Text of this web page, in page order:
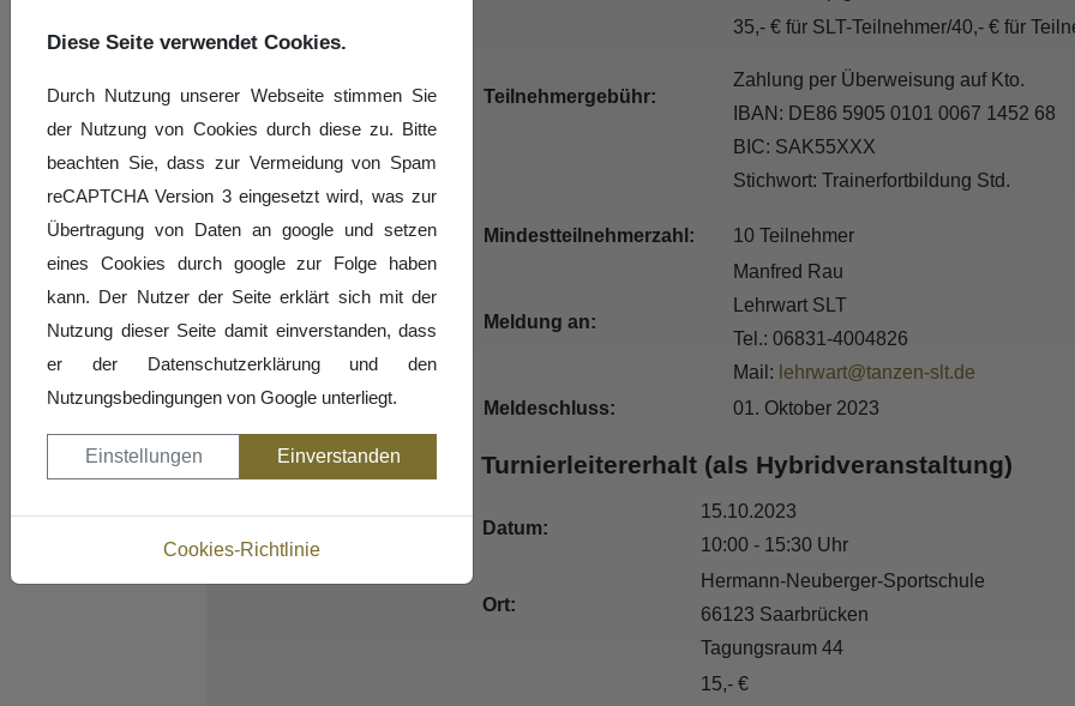
Teilnehmergebühr:
35,- € für SLT-Teilnehmer/40,- € für
Zahlung per Überweisung auf Kto.
IBAN: DE86 5905 0101 0067 1452 68
BIC: SAK55XXX
Stichwort: Trainerfortbildung Std.
Mindestteilnehmerzahl: 10 Teilnehmer
Meldung an:
Manfred Rau
Lehrwart SLT
Tel.: 06831-4004826
Mail: lehrwart@tanzen-slt.de
Meldeschluss:
01. Oktober 2023
Turnierleitererhalt (als Hybridveranstaltung)
Datum:
15.10.2023
10:00 -
Ort:
Hermann-Neuberger-Sportschule
66123 Saarbrücken
Tagungsraum 44
15,- €
Diese Seite verwendet Cookies.
Durch Nutzung unserer Webseite stimmen Sie
der Nutzung von Cookies durch diese zu. Bitte
beachten Sie, dass zur Vermeidung von Spam
reCAPTCHA Version 3 eingesetzt wird, was zur
Übertragung von Daten an google und setzen
eines Cookies durch google zur Folge haben
kann. Der Nutzer der Seite erklärt sich mit der
Nutzung dieser Seite damit einverstanden, dass
er der Datenschutzerklärung und den
Nutzungsbedingungen von Google unterliegt.
Einstellungen Einverstanden
Cookies-Richtlinie